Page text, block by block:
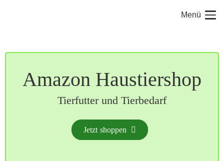
Menü
Amazon Haustiershop
Tierfutter und Tierbedarf
Jetzt shoppen